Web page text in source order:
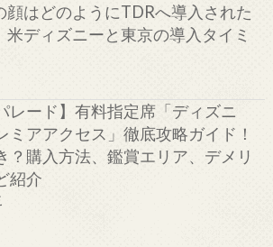
顔はどのようにTDRへ導入された
ディズニーと東京の導入タイミ
レード】有料指定席「ディズニ
ミアアクセス」徹底攻略ガイド！
？購入方法、鑑賞エリア、デメリ
紹介